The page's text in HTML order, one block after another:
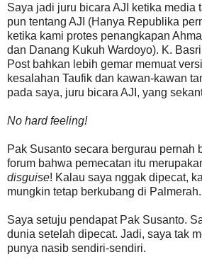
Saya jadi juru bicara AJI ketika media
pun tentang AJI (Hanya Republika
ketika kami protes penangkapan
dan Danang Kukuh Wardoyo). K.
Post bahkan lebih gemar memuat
kesalahan Taufik dan kawan-kawan
pada saya, juru bicara AJI, yang
No hard feeling!
Pak Susanto secara bergurau pernah
forum bahwa pemecatan itu
disguise! Kalau saya nggak dipecat,
mungkin tetap berkubang di Palmerah.
Saya setuju pendapat Pak Susanto.
dunia setelah dipecat. Jadi, saya tak
punya nasib sendiri-sendiri.